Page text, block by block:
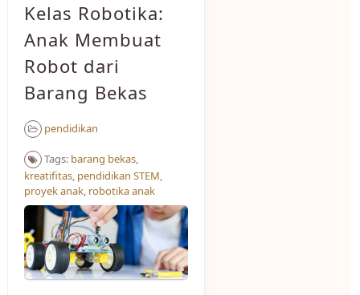
Judi bola
Mahjong Ways 2
Slot Kamboja
Slot Thailand
Kelas Robotika:
Anak Membuat
Robot dari
Barang Bekas
pendidikan
Tags: barang bekas,
kreatifitas, pendidikan STEM,
proyek anak, robotika anak